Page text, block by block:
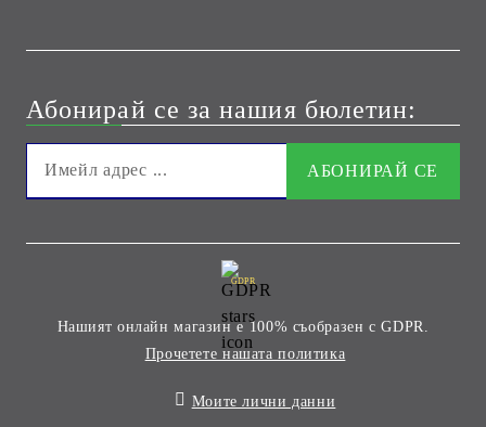
Абонирай се за нашия бюлетин:
GDPR
Нашият онлайн магазин е 100% съобразен с GDPR.
Прочетете нашата политика
Моите лични данни